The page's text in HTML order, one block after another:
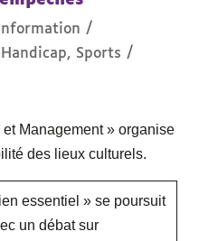
/
, Sports /
et Management » organise
des lieux culturels.
essentiel » se poursuit
un débat sur